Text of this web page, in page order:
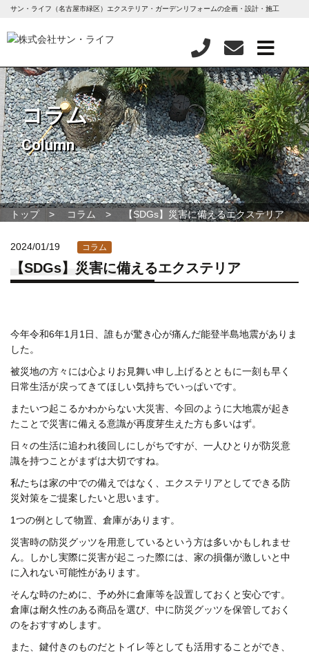
サン・ライフ（名古屋市緑区）エクステリア・ガーデンリフォームの企画・設計・施工
コラム
Column
トップ コラム 【SDGs】災害に備えるエクステリア
2024/01/19 コラム
【SDGs】災害に備えるエクステリア
今年令和6年1月1日、誰もが驚き心が痛んだ能登半島地震がありま
した。
被災地の方々には心よりお見舞い申し上げるとともに一刻も早く
日常生活が戻ってきてほしい気持ちでいっぱいです。
またいつ起こるかわからない大災害、今回のように大地震が起き
たことで災害に備える意識が再度芽生えた方も多いはず。
日々の生活に追われ後回しにしがちですが、一人ひとりが防災意
識を持つことがまずは大切ですね。
私たちは家の中での備えではなく、エクステリアとしてできる防
災対策をご提案したいと思います。
1つの例として物置、倉庫があります。
災害時の防災グッツを用意しているという方は多いかもしれませ
ん。しかし実際に災害が起こった際には、家の損傷が激しいと中
に入れない可能性があります。
そんな時のために、予め外に倉庫等を設置しておくと安心です。
倉庫は耐久性のある商品を選び、中に防災グッツを保管しておく
のをおすすめします。
また、鍵付きのものだとトイレ等としても活用することができ、